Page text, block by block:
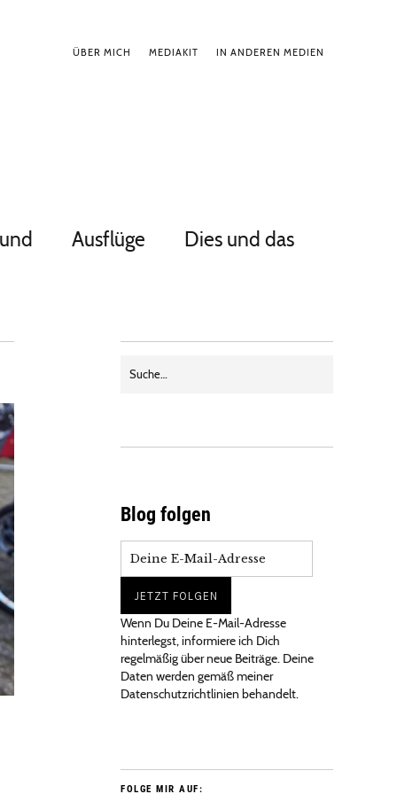
ÜBER MICH MEDIAKIT IN ANDEREN MEDIEN
Ausflüge Dies und das
Blog folgen
Wenn Du Deine E-Mail-Adresse
hinterlegst, informiere ich Dich
regelmäßig über neue Beiträge. Deine
Daten werden gemäß meiner
Datenschutzrichtlinien behandelt.
FOLGE MIR AUF: